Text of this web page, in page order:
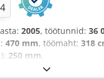
2005, töötunnid: 36
470 mm, töömaht: 318
250 mm,